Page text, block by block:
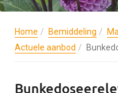
Home Bemiddeling
Actuele aanbod